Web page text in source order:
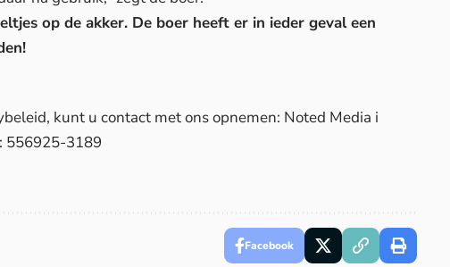
op de akker. De boer heeft er in ieder geval een
kunt u contact met ons opnemen: Noted Media i
556925-3189
Facebook